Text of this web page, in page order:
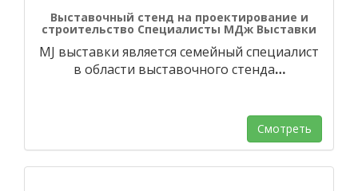
Выставочный стенд на проектирование и
строительство Специалисты МДж Выставки
MJ выставки является семейный специалист
в области выставочного стенда…
Смотреть